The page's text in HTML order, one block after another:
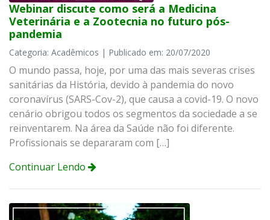
Webinar discute como será a Medicina
Veterinária e a Zootecnia no futuro pós-
pandemia
Categoria: Acadêmicos | Publicado em: 20/07/2020
O mundo passa, hoje, por uma das mais severas crises
sanitárias da História, devido à pandemia do novo
coronavírus (SARS-Cov-2), que causa a covid-19. O novo
cenário obrigou todos os segmentos da sociedade a se
reinventarem. Na área da Saúde não foi diferente.
Profissionais se depararam com […]
Continuar Lendo